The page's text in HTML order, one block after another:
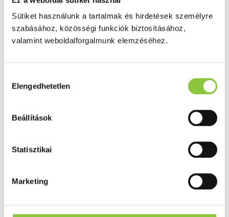
Sütiket használunk a tartalmak és hirdetések személyre
szabásához, közösségi funkciók biztosításához,
valamint weboldalforgalmunk elemzéséhez.
kiválasztása
Elengedhetetlen
Beállítások
Statisztikai
Marketing